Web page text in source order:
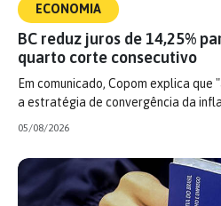
ECONOMIA
BC reduz juros de 14,25%
quarto corte consecutivo
Em comunicado, Copom explica
a estratégia de convergência da
05/08/2026